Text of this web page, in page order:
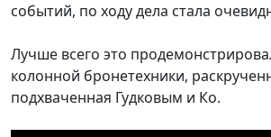
событий, по ходу дела стала
Лучше всего это
колонной бронетехники,
подхваченная Гудковым и Ко.